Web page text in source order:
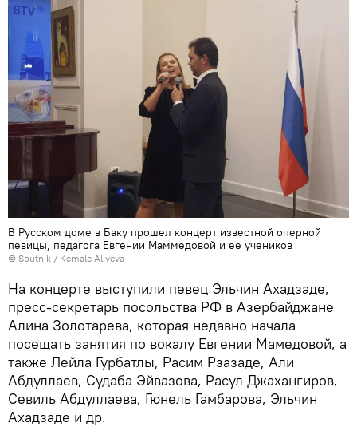
В Русском доме в Баку прошел концерт известной оперной
певицы, педагога Евгении Маммедовой и ее учеников
© Sputnik / Kemale Aliyeva
На концерте выступили певец Эльчин Ахадзаде,
пресс-секретарь посольства РФ в Азербайджане
Алина Золотарева, которая недавно начала
посещать занятия по вокалу Евгении Мамедовой, а
также Лейла Гурбатлы, Расим Рзазаде, Али
Абдуллаев, Судаба Эйвазова, Расул Джахангиров,
Севиль Абдуллаева, Гюнель Гамбарова, Эльчин
Ахадзаде и др.